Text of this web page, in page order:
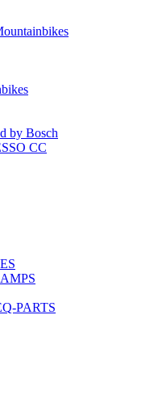
by Bosch
CC
PARTS